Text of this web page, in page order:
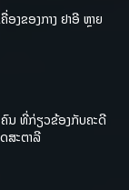
ງຂອງກາງ ຢາອີ ຫຼາຍ
ນ ທີ່ກ່ຽວຂ້ອງກັບຄະດີ
ສະຕາລີ